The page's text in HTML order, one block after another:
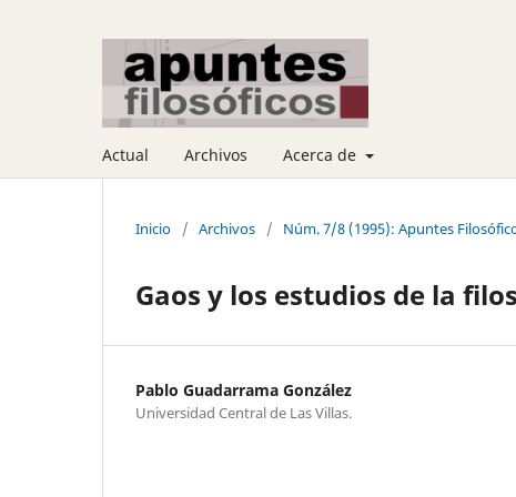
Actual Archivos Acerca de
Inicio / Archivos / Núm. 7/8 (1995): Apuntes
Gaos y los estudios de la
Pablo Guadarrama González
Universidad Central de Las Villas.